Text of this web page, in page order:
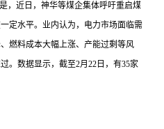
，近日，神华等煤企集体呼吁重启煤
定水平。业内认为，电力市场面临需
燃料成本大幅上涨、产能过剩等风
。数据显示，截至2月22日，有35家